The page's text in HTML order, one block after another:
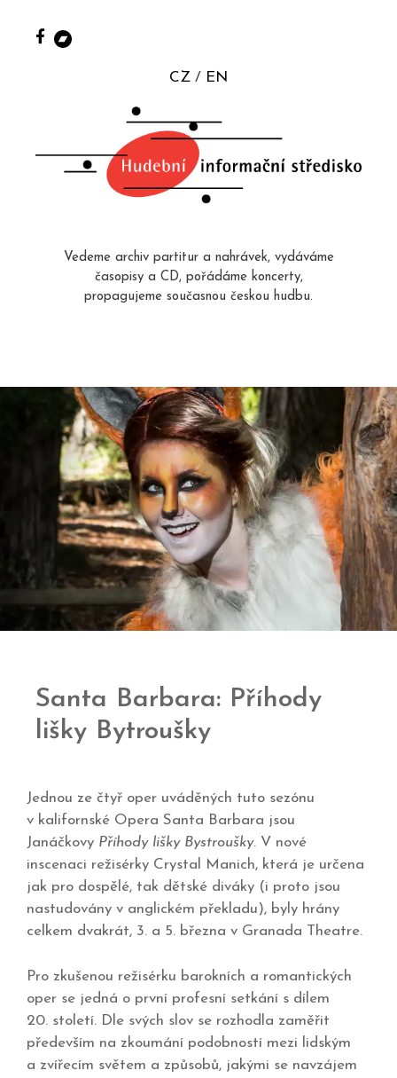
CZ EN
Vedeme archiv partitur a nahrávek, vydáváme
časopisy a CD, pořádáme koncerty,
propagujeme současnou českou hudbu.
Santa Barbara: Příhody
lišky Bytroušky
Jednou ze čtyř oper uváděných tuto sezónu
v kalifornské Opera Santa Barbara jsou
Janáčkovy Příhody lišky Bystroušky. V nové
inscenaci režisérky Crystal Manich, která je určena
jak pro dospělé, tak dětské diváky (i proto jsou
nastudovány v anglickém překladu), byly hrány
celkem dvakrát, 3. a 5. března v Granada Theatre.
Pro zkušenou režisérku barokních a romantických
oper se jedná o první profesní setkání s dílem
20. století. Dle svých slov se rozhodla zaměřit
především na zkoumání podobností mezi lidským
a zvířecím světem a způsobů, jakými se navzájem